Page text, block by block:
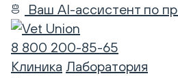
Ваш AI-ассистент по
8 800 200-85-65
Клиника Лаборатория